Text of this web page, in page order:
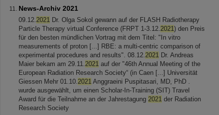
News-Archiv 2021
09.12.2021 Dr. Olga Sokol gewann auf der FLASH Radiotherapy
Particle Therapy virtual Conference (FRPT 1-3.12.2021) den Preis
für den besten mündlichen Vortrag mit dem Titel: "In vitro
measurements of proton [...] RBE: a multi-centric comparison of
experimental procedures and results". 08.12.2021 Dr. Andreas
Maier bekam am 29.11.2021 auf der "46th Annual Meeting of the
European Radiation Research Society“ (in Caen [...] Universität
Giessen Mehr 01.10.2021 Anggraeini Puspitasari, MD, PhD .
wurde ausgewählt, um einen Scholar-In-Training (SIT) Travel
Award für die Teilnahme an der Jahrestagung 2021 der Radiation
Research Society